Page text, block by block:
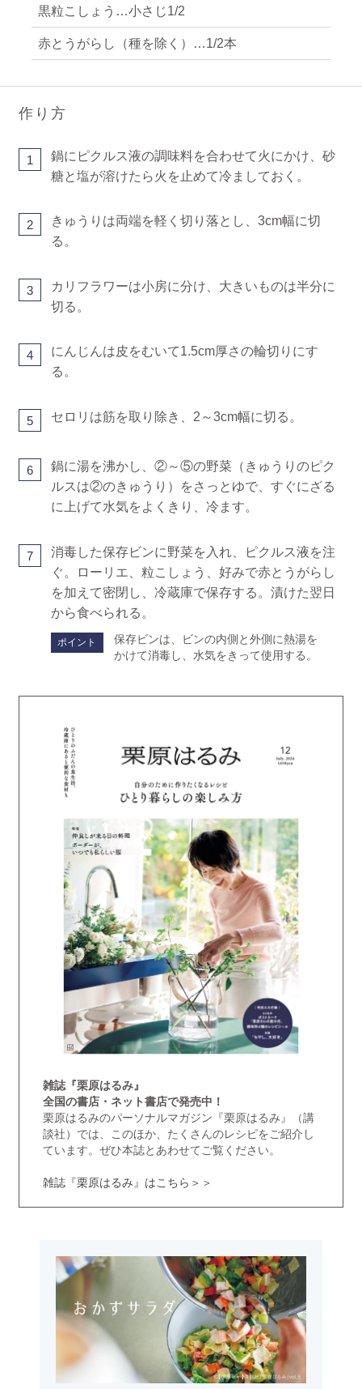
黒粒こしょう…小さじ1/2
赤とうがらし（種を除く）…1/2本
作り方
1
鍋にピクルス液の調味料を合わせて火にかけ、砂
糖と塩が溶けたら火を止めて冷ましておく。
2
きゅうりは両端を軽く切り落とし、3cm幅に切
る。
3
カリフラワーは小房に分け、大きいものは半分に
切る。
4
にんじんは皮をむいて1.5cm厚さの輪切りにす
る。
5 セロリは筋を取り除き、2～3cm幅に切る。
6
鍋に湯を沸かし、②～⑤の野菜（きゅうりのピク
ルスは②のきゅうり）をさっとゆで、すぐにざる
に上げて水気をよくきり、冷ます。
7
消毒した保存ビンに野菜を入れ、ピクルス液を注
ぐ。ローリエ、粒こしょう、好みで赤とうがらし
を加えて密閉し、冷蔵庫で保存する。漬けた翌日
から食べられる。
ポイント
保存ビンは、ビンの内側と外側に熱湯を
かけて消毒し、水気をきって使用する。
雑誌『栗原はるみ』
全国の書店・ネット書店で発売中！
栗原はるみのパーソナルマガジン『栗原はるみ』（講
談社）では、このほか、たくさんのレシピをご紹介し
ています。ぜひ本誌とあわせてご覧ください。
雑誌『栗原はるみ』はこちら＞＞